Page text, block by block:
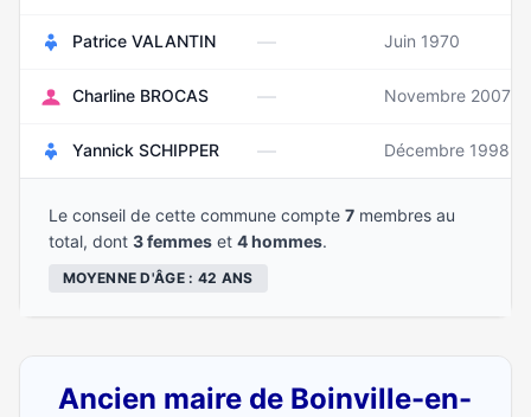
Patrice VALANTIN — Juin 1970
Charline BROCAS — Novembre 2007
Yannick SCHIPPER — Décembre 1998
Le conseil de cette commune compte 7 membres au
total, dont 3 femmes et 4 hommes.
MOYENNE D'ÂGE : 42 ANS
Ancien maire de Boinville-en-